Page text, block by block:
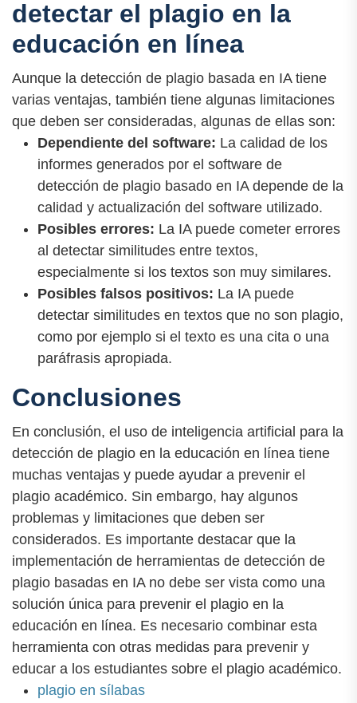
detectar el plagio en la
educación en línea
Aunque la detección de plagio basada en IA tiene
varias ventajas, también tiene algunas limitaciones
que deben ser consideradas, algunas de ellas son:
Dependiente del software: La calidad de los
informes generados por el software de
detección de plagio basado en IA depende de la
calidad y actualización del software utilizado.
Posibles errores: La IA puede cometer errores
al detectar similitudes entre textos,
especialmente si los textos son muy similares.
Posibles falsos positivos: La IA puede
detectar similitudes en textos que no son plagio,
como por ejemplo si el texto es una cita o una
paráfrasis apropiada.
Conclusiones
En conclusión, el uso de inteligencia artificial para la
detección de plagio en la educación en línea tiene
muchas ventajas y puede ayudar a prevenir el
plagio académico. Sin embargo, hay algunos
problemas y limitaciones que deben ser
considerados. Es importante destacar que la
implementación de herramientas de detección de
plagio basadas en IA no debe ser vista como una
solución única para prevenir el plagio en la
educación en línea. Es necesario combinar esta
herramienta con otras medidas para prevenir y
educar a los estudiantes sobre el plagio académico.
plagio en sílabas